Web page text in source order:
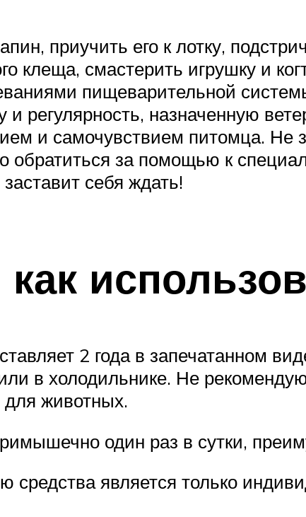
приучить его к лотку,
клеща, смастерить игрушку и
пищеварительной
регулярность, назначенную
и самочувствием питомца.
за помощью к
себя ждать!
2 года в запечатанном
в холодильнике. Не
животных.
один раз в сутки,
средства является только